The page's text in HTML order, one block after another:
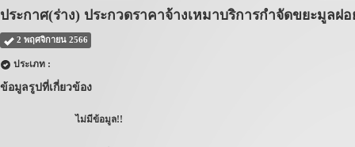
ประกาศ(ร่าง) ประกวดราคาจ้างเหมาบริการกำจัดขยะมูลฝ
2 พฤศจิกายน 2566
ประเภท :
ข้อมูลรูปที่เกี่ยวข้อง
ไม่มีข้อมูล!!